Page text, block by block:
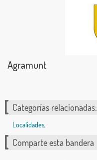
Agramunt
Categorías relacionadas:
Localidades,
Comparte esta bandera